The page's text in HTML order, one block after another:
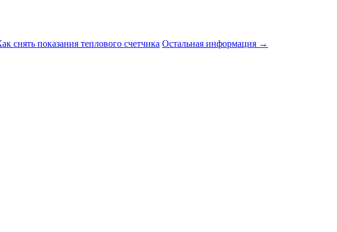
снять показания теплового счетчика Остальная информация →